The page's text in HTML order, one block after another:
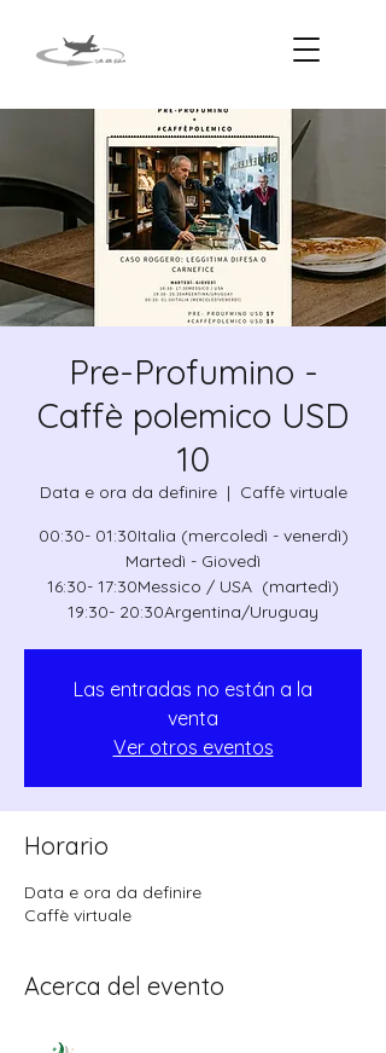
Pre-Profumino -
Caffè polemico USD
10
Data e ora da definire
  |
Caffè virtuale
00:30- 01:30Italia (mercoledì - venerdì)
Martedì - Giovedì
16:30- 17:30Messico / USA (martedì)
19:30- 20:30Argentina/Uruguay
Las entradas no están a la
venta
Ver otros eventos
Horario
Data e ora da definire
Caffè virtuale
Acerca del evento